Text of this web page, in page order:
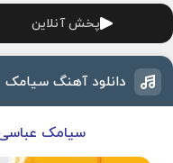
پخش آنلاین
دانلود آهنگ سیامک
سیامک